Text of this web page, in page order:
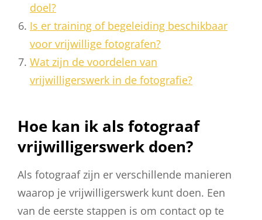
doel?
Is er training of begeleiding beschikbaar
voor vrijwillige fotografen?
Wat zijn de voordelen van
vrijwilligerswerk in de fotografie?
Hoe kan ik als fotograaf
vrijwilligerswerk doen?
Als fotograaf zijn er verschillende manieren
waarop je vrijwilligerswerk kunt doen. Een
van de eerste stappen is om contact op te